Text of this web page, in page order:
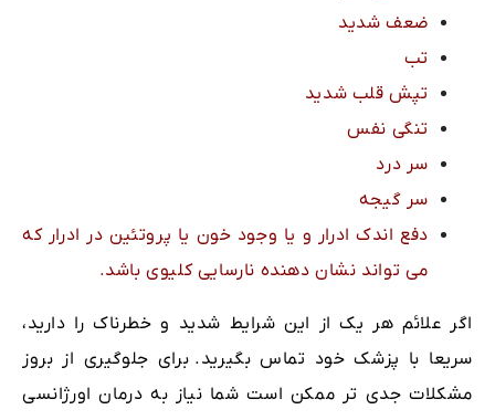
ضعف شدید
تب
تپش قلب شدید
تنگی نفس
سر درد
سر گیجه
دفع اندک ادرار و یا وجود خون یا پروتئین در ادرار که
می تواند نشان دهنده نارسایی کلیوی باشد.
اگر علائم هر یک از این شرایط شدید و خطرناک را دارید،
سریعا با پزشک خود تماس بگیرید. برای جلوگیری از بروز
مشکلات جدی تر ممکن است شما نیاز به درمان اورژانسی